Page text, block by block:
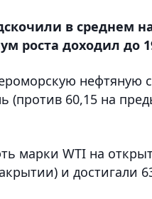
в среднем
роста доходил до
нефтяную
(против 60,15 на
марки WTI на
и достигали